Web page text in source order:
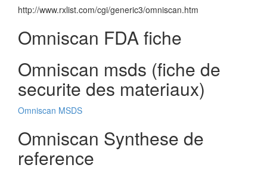
http://www.rxlist.com/cgi/generic3/omniscan.htm
Omniscan FDA fiche
Omniscan msds (fiche de
securite des materiaux)
Omniscan MSDS
Omniscan Synthese de
reference